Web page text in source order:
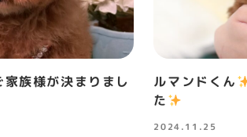
家族様が決まりまし
ルマンドくん
た
投稿日
2024.11.25